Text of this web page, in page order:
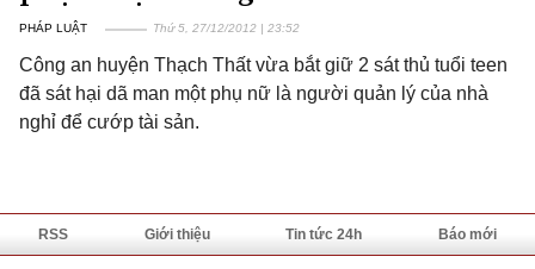
PHÁP LUẬT Thứ 5, 27/12/2012 | 23:52
Công an huyện Thạch Thất vừa bắt giữ 2 sát thủ tuổi teen
đã sát hại dã man một phụ nữ là người quản lý của nhà
nghỉ để cướp tài sản.
RSS Giới thiệu Tin tức 24h Báo mới